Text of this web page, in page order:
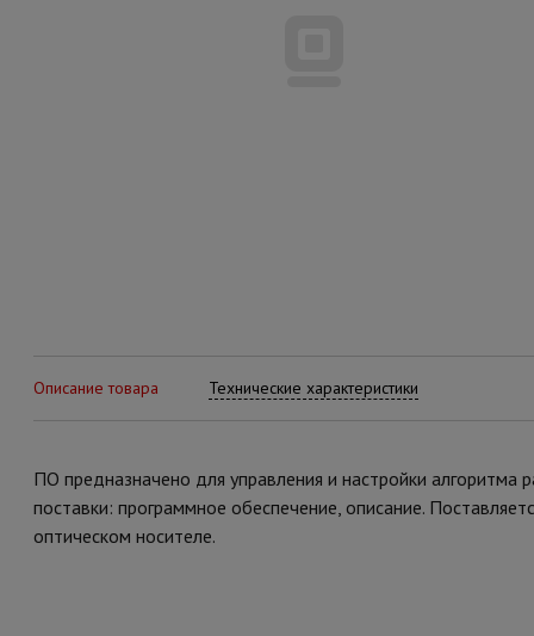
Описание товара Технические характеристики
ПО предназначено для управления и настройки
поставки: программное обеспечение, описание.
оптическом носителе.